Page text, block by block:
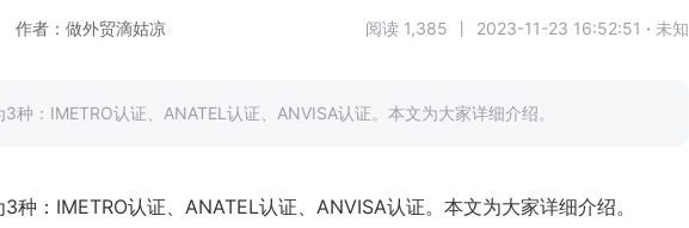
作者：做外贸滴姑凉 阅读 1,385 丨 2023-11-23 16:52:51 · 未知
种：IMETRO认证、ANATEL认证、ANVISA认证。本文为大家详细介绍。
3种： IMETRO认证、 ANATEL认证、 ANVISA认证。本文为大家详细介绍。